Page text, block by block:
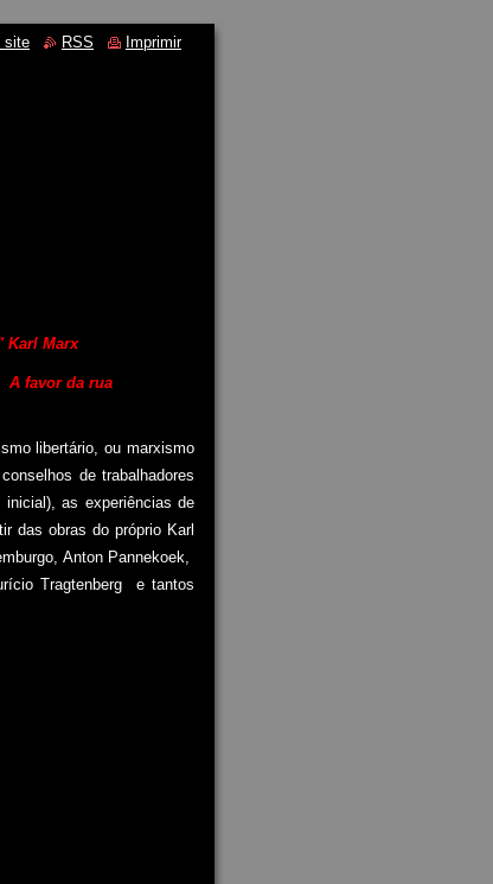
Karl Marx
A favor da rua
libertário, ou marxismo
de trabalhadores
as experiências de
das obras do próprio Karl
Anton Pannekoek,
Tragtenberg e tantos
site RSS Imprimir